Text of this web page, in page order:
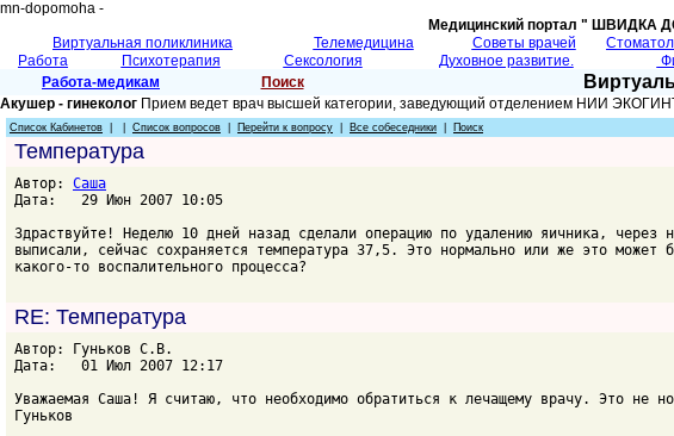
mn-dopomoha -
Медицинский портал "
Виртуальная поликлиника
Телемедицина Советы врачей
Работа
Психотерапия Сексология Духовное развитие.
Работа-медикам
Поиск
Акушер - гинеколог Прием ведет врач высшей категории, заведующий отделением НИИ
Список Кабинетов Список вопросов Перейти к вопросу Все собеседники Поиск
Температура
Автор: Саша
Дата: 29 Июн 2007 10:05
Здраствуйте! Неделю 10 дней назад сделали операцию по удалению яичника, через
выписали, сейчас сохраняется температура 37,5. Это нормально или же это может
какого-то воспалительного процесса?
RE: Температура
Автор: Гуньков С.В.
Дата: 01 Июл 2007 12:17
Уважаемая Саша! Я считаю, что необходимо обратиться к лечащему врачу. Это не
Гуньков